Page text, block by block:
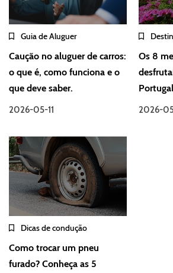
Guia de Aluguer
Caução no aluguer de carros:
o que é, como funciona e o
que deve saber.
2026-05-11
Os 8
Portugal
2026-
Dicas de condução
Como trocar um pneu
furado? Conheça as 5